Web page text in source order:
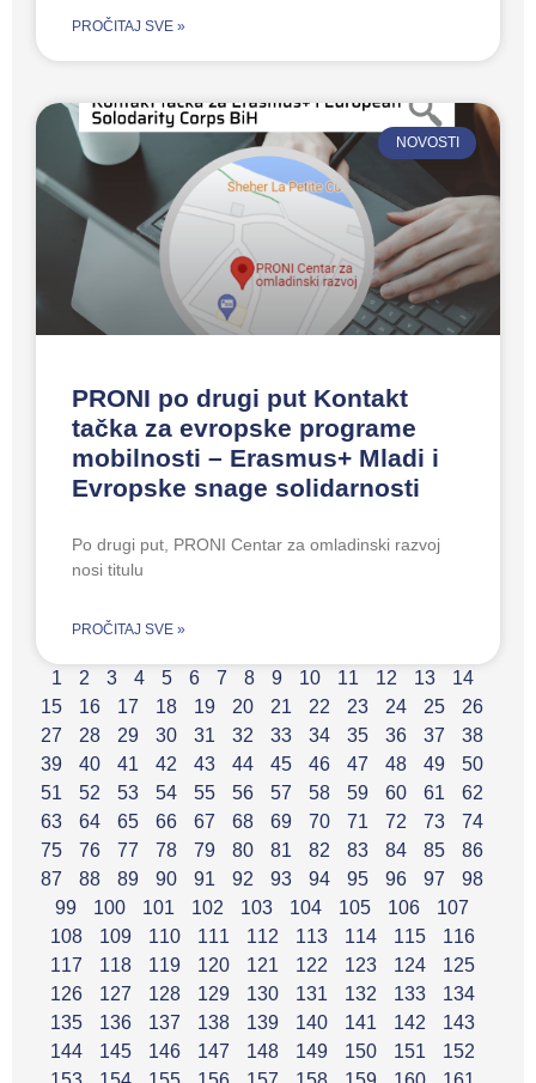
PROČITAJ SVE »
NOVOSTI
PRONI po drugi put Kontakt
tačka za evropske programe
mobilnosti – Erasmus+ Mladi i
Evropske snage solidarnosti
Po drugi put, PRONI Centar za omladinski razvoj
nosi titulu
PROČITAJ SVE »
1 2 3 4 5 6 7 8 9 10 11 12 13
14
15
16 17 18 19 20 21 22 23 24 25
26
27
28 29 30 31 32 33 34 35 36 37
38
39
40 41 42 43 44 45 46 47 48 49
50
51
52 53 54 55 56 57 58 59 60 61
62
63
64 65 66 67 68 69 70 71 72 73
74
75
76 77 78 79 80 81 82 83 84 85
86
87
88 89 90 91 92 93 94 95 96 97
98
99
100 101 102 103 104 105 106
107
108
109 110 111 112 113 114 115
116
117
118 119 120 121 122 123 124
125
126
127 128 129 130 131 132 133
134
135
136 137 138 139 140 141 142
143
144
145 146 147 148 149 150 151
152